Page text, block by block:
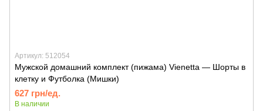
Артикул: 512054
Мужской домашний комплект (пижама) Vienetta — Шорты в
клетку и Футболка (Мишки)
627 грн/ед.
В наличии